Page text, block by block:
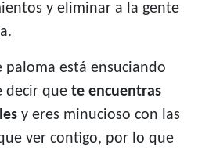
y eliminar a la gente
paloma está ensuciando
decir que te encuentras
y eres minucioso con las
ver contigo, por lo que